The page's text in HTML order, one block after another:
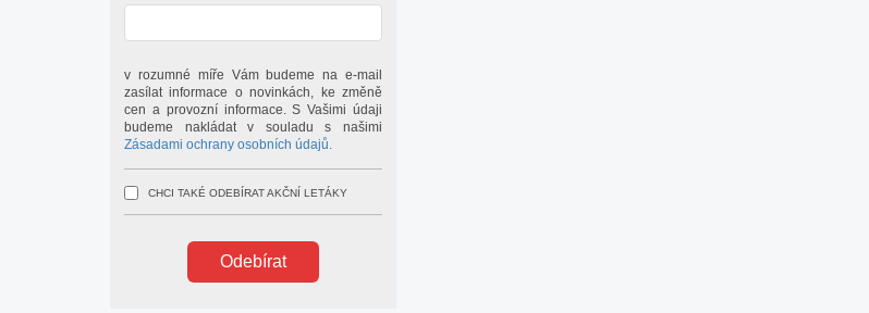
v rozumné míře Vám budeme na e-mail
zasílat informace o novinkách, ke změně
cen a provozní informace. S Vašimi údaji
budeme nakládat v souladu s našimi
Zásadami ochrany osobních údajů.
CHCI TAKÉ ODEBÍRAT AKČNÍ LETÁKY
Odebírat